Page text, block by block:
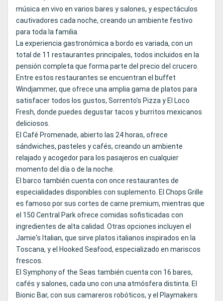
música en vivo en varios bares y salones, y espectáculos
cautivadores cada noche, creando un ambiente festivo
para toda la familia.
La experiencia gastronómica a bordo es variada, con un
total de 11 restaurantes principales, todos incluidos en la
pensión completa que forma parte del precio del crucero.
Entre estos restaurantes se encuentran el buffet
Windjammer, que ofrece una amplia gama de platos para
satisfacer todos los gustos, Sorrento's Pizza y El Loco
Fresh, donde puedes degustar tacos y burritos mexicanos
deliciosos.
El Café Promenade, abierto las 24 horas, ofrece
sándwiches, pasteles y cafés, creando un ambiente
relajado y acogedor para los pasajeros en cualquier
momento del día o de la noche.
El barco también cuenta con once restaurantes de
especialidades disponibles con suplemento. El Chops Grille
es famoso por sus cortes de carne premium, mientras que
el 150 Central Park ofrece comidas sofisticadas con
ingredientes de alta calidad. Otras opciones incluyen el
Jamie's Italian, que sirve platos italianos inspirados en la
Toscana, y el Hooked Seafood, especializado en mariscos
frescos.
El Symphony of the Seas también cuenta con 16 bares,
cafés y salones, cada uno con una atmósfera distinta. El
Bionic Bar, con sus camareros robóticos, y el Playmakers